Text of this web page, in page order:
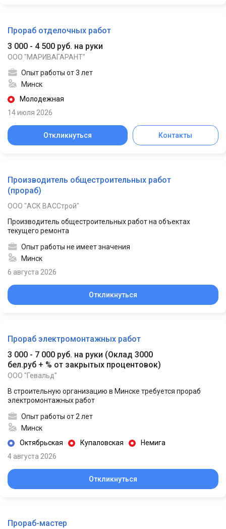
Прораб отделочных работ
3 000 - 4 500 руб. на руки
ООО "МАРИВАГАРАНТ"
Опыт работы от 3 лет
Минск
Молодежная
14 июля 2026
Откликнуться Контакты
Производитель общестроительных работ
(прораб)
ООО "АСК ВАССтрой"
Производитель общестроительных работ на объектах
текущего ремонта
Опыт работы не имеет значения
Минск
6 августа 2026
Откликнуться
Прораб электромонтажных работ
3 000 - 7 000 руб. на руки (Оклад 3000
бел.руб + % от закрытых процентовок)
ООО "Гевальд"
В строительную организацию в Минске требуется прораб
электромонтажных работ
Опыт работы от 2 лет
Минск
Октябрьская
Купаловская
Немига
4 августа 2026
Откликнуться
Прораб-мастер